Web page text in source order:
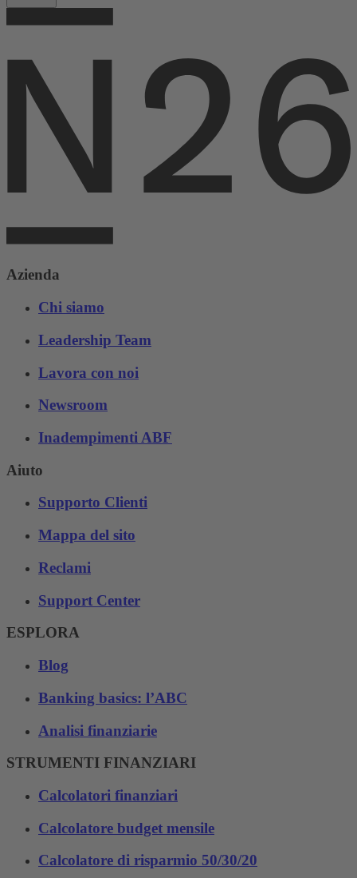
Azienda
Chi siamo
Leadership Team
Lavora con noi
Newsroom
Inadempimenti ABF
Aiuto
Supporto Clienti
Mappa del sito
Reclami
Support Center
ESPLORA
Blog
Banking basics: l’ABC
Analisi finanziarie
STRUMENTI FINANZIARI
Calcolatori finanziari
Calcolatore budget mensile
Calcolatore di risparmio 50/30/20